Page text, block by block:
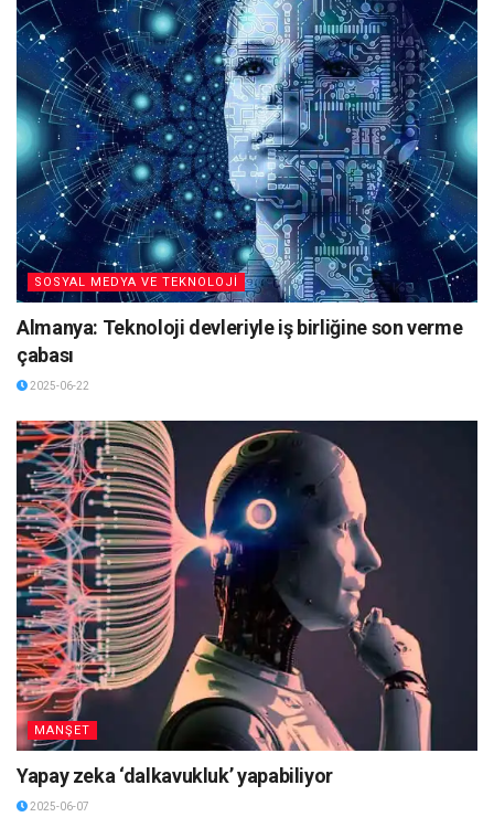
SOSYAL MEDYA VE TEKNOLOJİ
Almanya: Teknoloji devleriyle iş birliğine son verme
çabası
2025-06-22
MANŞET
Yapay zeka ‘dalkavukluk’ yapabiliyor
2025-06-07